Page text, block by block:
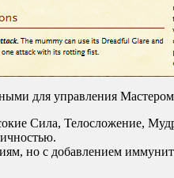
для управления
Сила, Телосложение,
но с добавлением